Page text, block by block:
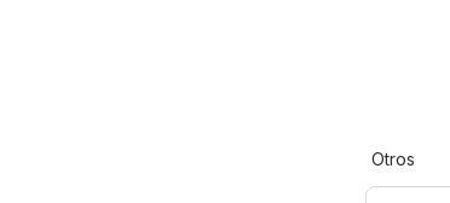
Otros